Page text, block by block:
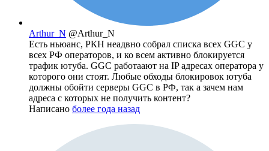
Arthur_N @Arthur_N
Есть ньюанс, РКН неадвно собрал списка всех GGC у
всех РФ операторов, и ко всем активно блокируется
трафик ютуба. GGC работаают на IP адресах оператора у
которого они стоят. Любые обходы блокировок ютуба
должны обойти серверы GGC в РФ, так а зачем нам
адреса с которых не получить контент?
Написано более года назад